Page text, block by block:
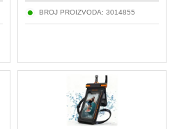
BROJ PROIZVODA: 3014855